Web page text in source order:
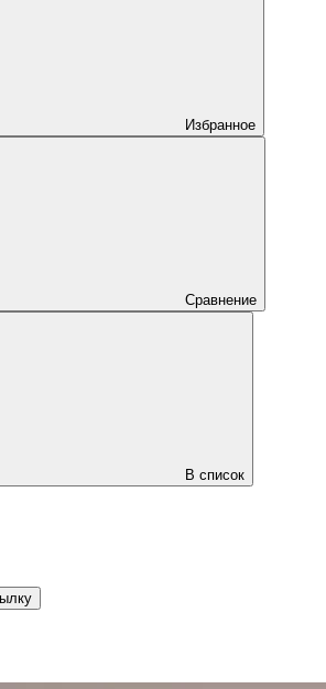
Избранное
Сравнение
В список